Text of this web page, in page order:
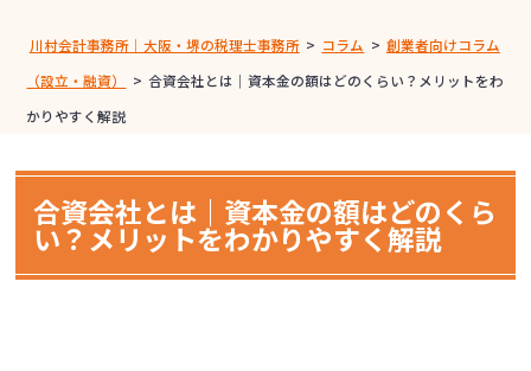
川村会計事務所｜大阪・堺の税理士事務所 > コラム > 創業者向けコラム
（設立・融資）
> 合資会社とは｜資本金の額はどのくらい？メリットをわ
かりやすく解説
合資会社とは｜資本金の額はどのくら
い？メリットをわかりやすく解説